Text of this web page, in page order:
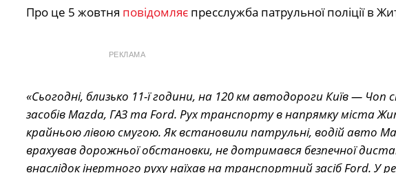
Про це 5 жовтня повідомляєпресслужба патрульної поліції в
РЕКЛАМА
«Сьогодні, близько 11-ї години, на 120 км автодороги Київ —
засобів Mazda, ГАЗ та Ford. Рух транспорту в напрямку міста
крайньою лівою смугою. Як встановили патрульні, водій авто
врахував дорожньої обстановки, не дотримався безпечної
внаслідок інертного руху наїхав на транспортний засіб Ford. У